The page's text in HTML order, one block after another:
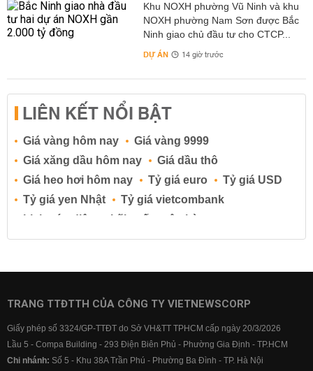
Khu NOXH phường Vũ Ninh và khu
NOXH phường Nam Sơn được Bắc
Ninh giao chủ đầu tư cho CTCP...
DỰ ÁN 14 giờ trước
LIÊN KẾT NỔI BẬT
Giá vàng hôm nay
Giá vàng 9999
Giá xăng dầu hôm nay
Giá dầu thô
Giá heo hơi hôm nay
Tỷ giá euro
Tỷ giá USD
Tỷ giá yen Nhật
Tỷ giá vietcombank
Lịch cúp điện
Lãi suất ngân hàng
Lãi suất tiết kiệm
Lãi suất tiền gửi
Lãi suất ngân hàng BIDV
Lãi suất ngân hàng Vietcombank
TRANG TTĐTTH CỦA CÔNG TY VIETNEWSCORP
Giấy phép số 3324/GP-TTĐT do Sở VH&TT TPHCM cấp ngày 20/3/2026
Lầu 5 - Compa Building - 293 Điện Biên Phủ - Phường Gia Định - TP.HCM
Chi nhánh: Số 5 - Khu 38A Trần Phú - Phường Ba Đình - TP. Hà Nội